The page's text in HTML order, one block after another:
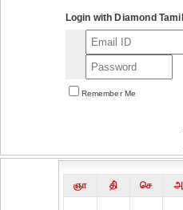
Login with Diamond Tamil
Remember Me
ஞா தி் செ அ